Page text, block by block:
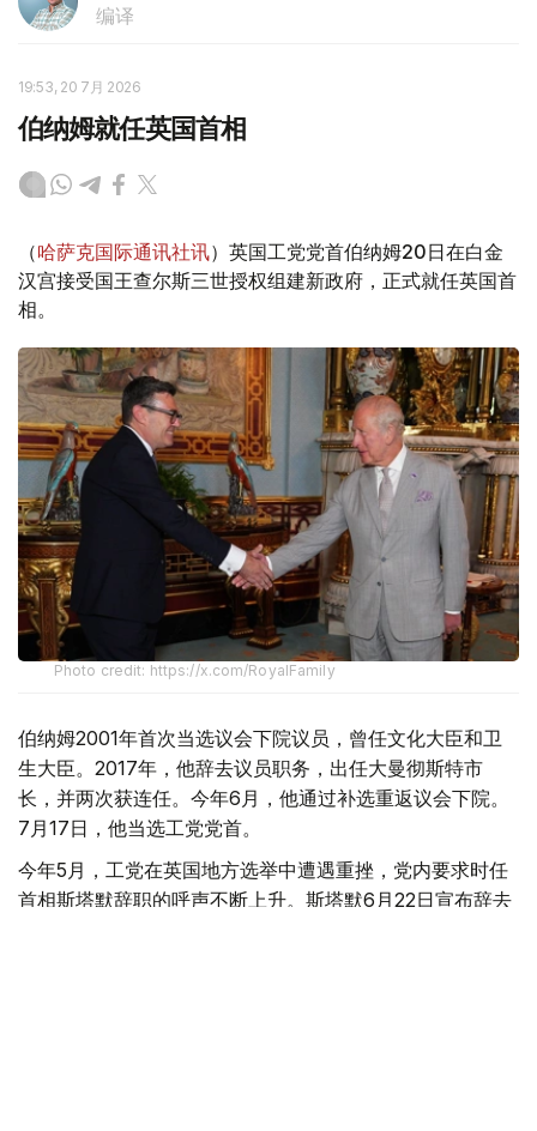
编译
19:53, 20 7月 2026
伯纳姆就任英国首相
（哈萨克国际通讯社讯）英国工党党首伯纳姆20日在白金
汉宫接受国王查尔斯三世授权组建新政府，正式就任英国首
相。
Photo credit: https://x.com/RoyalFamily
伯纳姆2001年首次当选议会下院议员，曾任文化大臣和卫
生大臣。2017年，他辞去议员职务，出任大曼彻斯特市
长，并两次获连任。今年6月，他通过补选重返议会下院。
7月17日，他当选工党党首。
今年5月，工党在英国地方选举中遭遇重挫，党内要求时任
首相斯塔默辞职的呼声不断上升。斯塔默6月22日宣布辞去